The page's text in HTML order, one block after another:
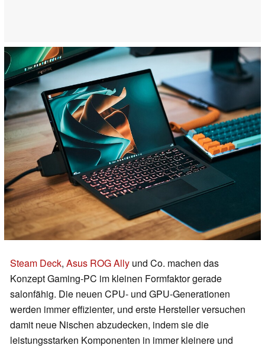
Steam Deck, Asus ROG Ally und Co. machen das
Konzept Gaming-PC im kleinen Formfaktor gerade
salonfähig. Die neuen CPU- und GPU-Generationen
werden immer effizienter, und erste Hersteller versuchen
damit neue Nischen abzudecken, indem sie die
leistungsstarken Komponenten in immer kleinere und